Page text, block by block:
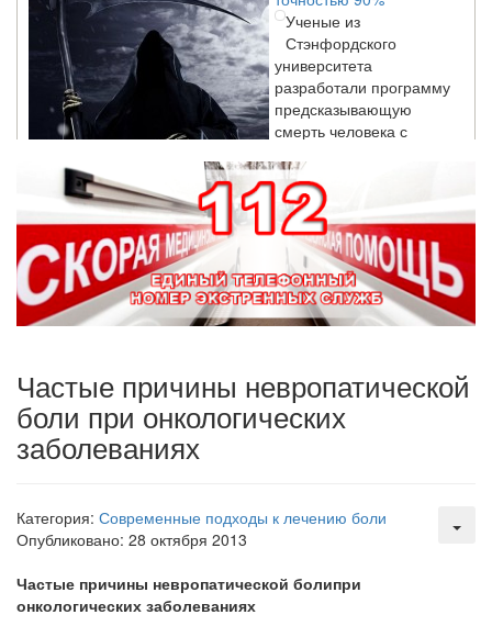
Стэнфордского
университета
разработали программу
предсказывающую
смерть человека с
высокой точностью.
Зарплата врачей в 2018 году превысит средний доход
россиян в два раза
Глава Минздрава РФ
Вероника Скворцова
опровергла
сообщение о падении
ближайшие годы. Она
заявила об этом на
встрече с журналистами ведущих...
Федеральная служба по
тревожную статистику. Она
касаются увеличения риска
Частые причины невропатической
боли при онкологических
заболеваниях
Категория: Современные подходы к лечению боли
Опубликовано: 28 октября 2013
Частые причины невропатической болипри
онкологических заболеваниях